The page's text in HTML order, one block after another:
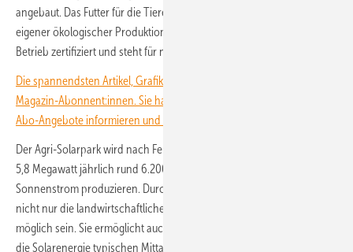
angebaut. Das Futter für die Tiere stammt damit vollständig aus
eigener ökologischer Produktion. Der gesamte Betrieb ist als Bio-
Betrieb zertifiziert und steht für nachhaltige regionale Landwirtschaft.
Die spannendsten Artikel, Grafiken und Dossiers erhalten unsere
Magazin-Abonnent:innen. Sie haben noch kein Abo? Jetzt über alle
Abo-Angebote informieren und Wissensvorsprung sichern.
Der Agri-Solarpark wird nach Fertigstellung mit einer Leistung von fast
5,8 Megawatt jährlich rund 6.200 Megawattstunden sauberen
Sonnenstrom produzieren. Durch die vertikale Aufständerung wird
nicht nur die landwirtschaftliche Nutzung der Fläche weiterhin
möglich sein. Sie ermöglicht auch die Stromproduktion jenseits der für
die Solarenergie typischen Mittagsspitze. Denn die vertikal